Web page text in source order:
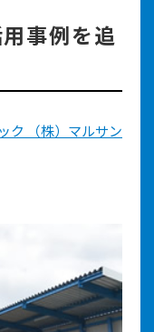
事例を追
ク （株）マルサン